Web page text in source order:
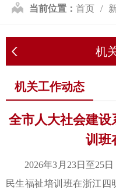
当前位置： 首页
机
机关工作动态
全市人大社会建
训班
2026年3月23日至25
民生福祉培训班在浙江四